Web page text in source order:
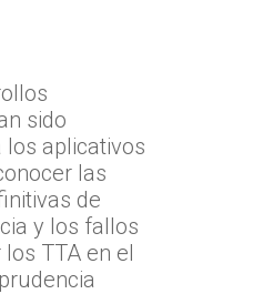
sido
los aplicativos
las
de
y los fallos
TTA en el